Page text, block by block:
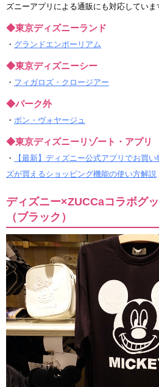
ズニーアプリによる通販にも対応してい
◆東京ディズニーランド
・ グランドエンポーリアム
◆東京ディズニーシー
・ フィガロズ・クロージアー
◆パーク外
・ ボン・ヴォヤージュ
◆東京ディズニーリゾート・アプリ
・
【最新】ディズニー公式アプリでお買
ズが買えるショッピング機能の使い方解説
ディズニー×ZUCCaコラボグ
（ブラック）